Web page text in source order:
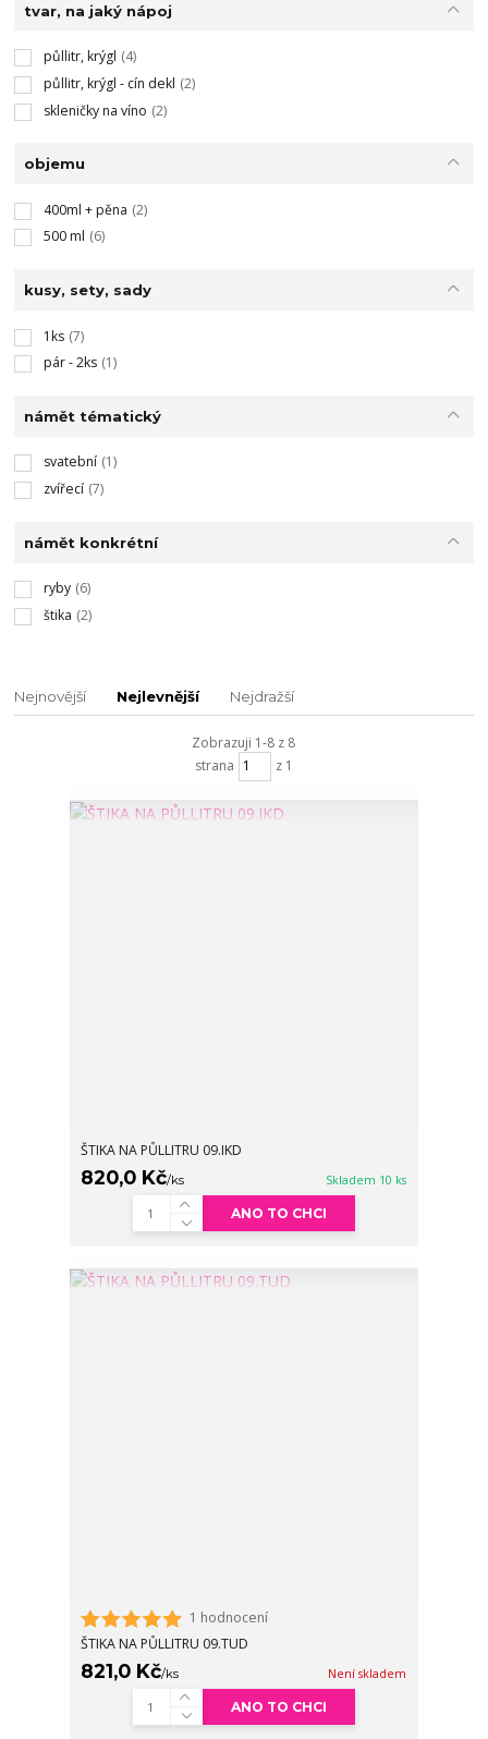
tvar, na jaký nápoj
půllitr, krýgl (4)
půllitr, krýgl - cín dekl (2)
skleničky na víno (2)
objemu
400ml + pěna (2)
500 ml (6)
kusy, sety, sady
1ks (7)
pár - 2ks (1)
námět tématický
svatební (1)
zvířecí (7)
námět konkrétní
ryby (6)
štika (2)
Nejnovější Nejlevnější Nejdražší
Zobrazuji 1-8 z 8
strana
z 1
ŠTIKA NA PŮLLITRU 09.IKD
820,0 Kč/ks Skladem 10 ks
ANO TO CHCI
1 hodnocení
ŠTIKA NA PŮLLITRU 09.TUD
821,0 Kč/ks Není skladem
ANO TO CHCI